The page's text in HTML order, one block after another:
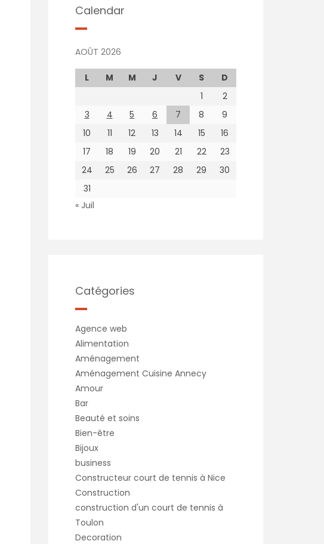
Calendar
AOÛT 2026
L M M J V S
D
1
2
3
4 5 6 7 8
9
10
11 12 13 14 15
16
17
18 19 20 21 22
23
24
25 26 27 28 29
30
31
« Juil
Catégories
Agence web
Alimentation
Aménagement
Aménagement Cuisine Annecy
Amour
Bar
Beauté et soins
Bien-être
Bijoux
business
Constructeur court de tennis à Nice
Construction
construction d'un court de tennis à
Toulon
Decoration